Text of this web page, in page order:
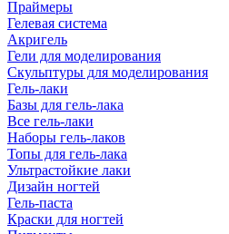
Праймеры
Гелевая система
Акригель
Гели для моделирования
Скульптуры для моделирования
Гель-лаки
Базы для гель-лака
Все гель-лаки
Наборы гель-лаков
Топы для гель-лака
Ультрастойкие лаки
Дизайн ногтей
Гель-паста
Краски для ногтей